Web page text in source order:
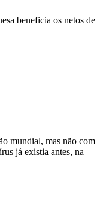
beneficia os netos de
mundial, mas não com
já existia antes, na